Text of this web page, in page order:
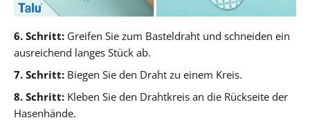
6. Schritt: Greifen Sie zum Basteldraht und schneiden ein
ausreichend langes Stück ab.
7. Schritt: Biegen Sie den Draht zu einem Kreis.
8. Schritt: Kleben Sie den Drahtkreis an die Rückseite der
Hasenhände.